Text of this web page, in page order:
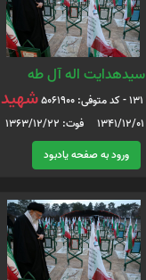
سیدهدایت اله آل طه
شهید
ورود به صفحه یادبود